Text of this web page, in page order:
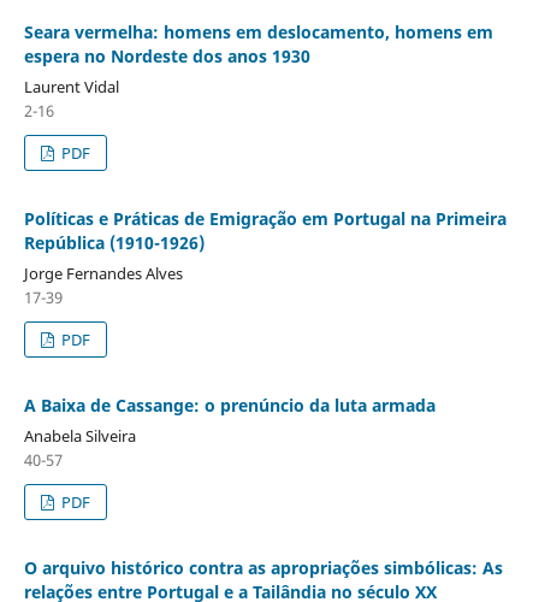
Seara vermelha: homens em deslocamento, homens em
espera no Nordeste dos anos 1930
Laurent Vidal
2-16
PDF
Políticas e Práticas de Emigração em Portugal na Primeira
República (1910-1926)
Jorge Fernandes Alves
17-39
PDF
A Baixa de Cassange: o prenúncio da luta armada
Anabela Silveira
40-57
PDF
O arquivo histórico contra as apropriações simbólicas: As
relações entre Portugal e a Tailândia no século XX